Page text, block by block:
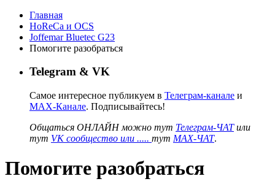
Главная
HoReCa и OCS
Joffemar Bluetec G23
Помогите разобраться
Telegram & VK
Самое интересное публикуем в Телеграм-канале и
MAX-Канале. Подписывайтесь!
Общаться ОНЛАЙН можно тут Телеграм-ЧАТили
тут VK сообщество или ..... тут MAX-ЧАТ.
Помогите разобраться